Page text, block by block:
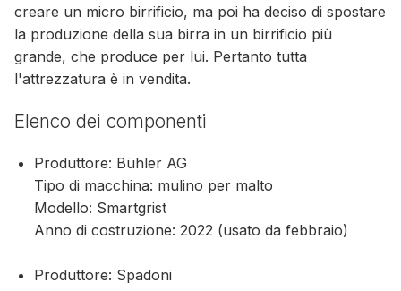
creare un micro birrificio, ma poi ha deciso di spostare
la produzione della sua birra in un birrificio più
grande, che produce per lui. Pertanto tutta
l'attrezzatura è in vendita.
Elenco dei componenti
Produttore: Bühler AG
Tipo di macchina: mulino per malto
Modello: Smartgrist
Anno di costruzione: 2022 (usato da febbraio)
Produttore: Spadoni